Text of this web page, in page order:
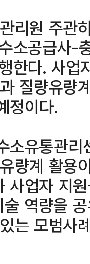
리원 주관
소공급사-
한다. 사업
질량유량
정이다.
소유통관
량계 활용
사업자 지
역량을
는 모범사